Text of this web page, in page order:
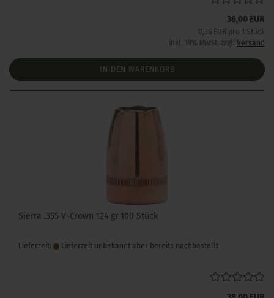
36,00 EUR
0,36 EUR pro 1 Stück
inkl. 19% MwSt. zzgl. Versand
IN DEN WARENKORB
Sierra .355 V-Crown 124 gr 100 Stück
Lieferzeit: Lieferzeit unbekannt aber bereits nachbestellt